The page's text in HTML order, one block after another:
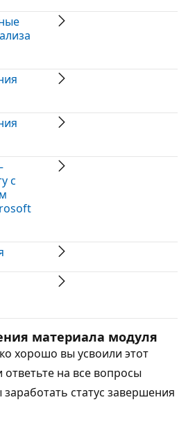
с
материала модуля
хорошо вы усвоили этот
на все вопросы
статус завершения